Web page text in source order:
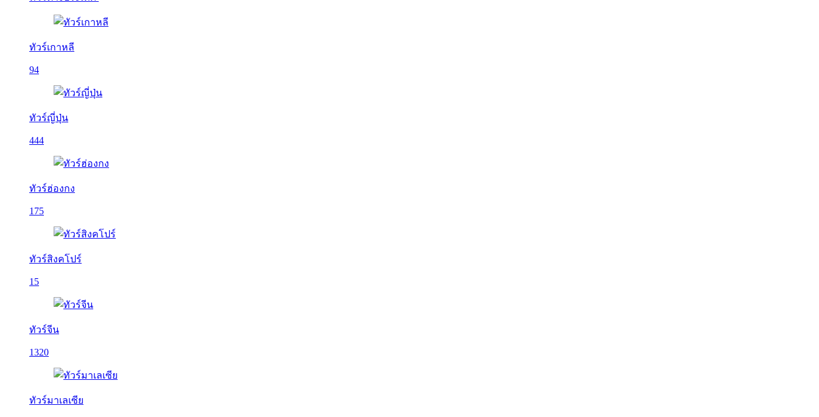
ทัวร์เกาหลี
94
ทัวร์ญี่ปุ่น
444
ทัวร์ฮ่องกง
175
ทัวร์สิงคโปร์
15
ทัวร์จีน
1320
ทัวร์มาเลเซีย